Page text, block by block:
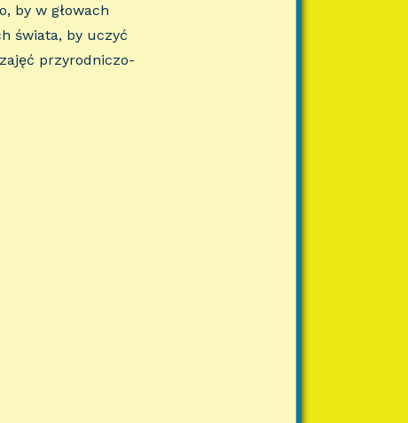
by w głowach
świata, by uczyć
przyrodniczo-